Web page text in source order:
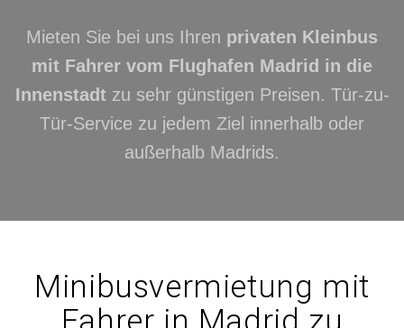
Mieten Sie bei uns Ihren privaten Kleinbus
mit Fahrer vom Flughafen Madrid in die
Innenstadtzu sehr günstigen Preisen. Tür-zu-
Tür-Service zu jedem Ziel innerhalb oder
außerhalb Madrids.
Minibusvermietung mit